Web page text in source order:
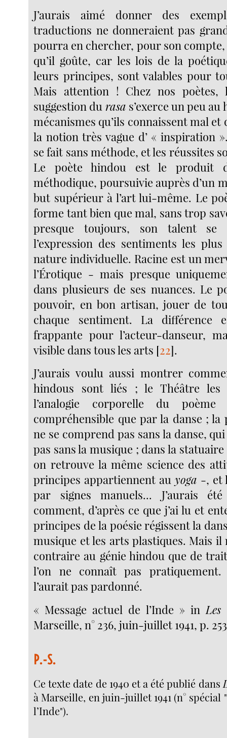
J’aurais aimé donner des
traductions ne donneraient pas
pourra en chercher, pour son
qu’il goûte, car les lois de la
leurs principes, sont valables pour
Mais attention ! Chez nos poètes,
suggestion du rasa s’exerce un peu
mécanismes qu’ils connaissent mal et
la notion très vague d’ « inspiration
se fait sans méthode, et les réussites
Le poète hindou est le produit
méthodique, poursuivie auprès d’un
but supérieur à l’art lui-même. Le
forme tant bien que mal, sans trop
presque toujours, son talent se
l’expression des sentiments les
nature individuelle. Racine est un
l’Érotique - mais presque
dans plusieurs de ses nuances. Le
pouvoir, en bon artisan, jouer de
chaque sentiment. La différence
frappante pour l’acteur-danseur,
visible dans tous les arts [22].
J’aurais voulu aussi montrer
hindous sont liés ; le Théâtre
l’analogie corporelle du poème
compréhensible que par la danse ;
ne se comprend pas sans la danse,
pas sans la musique ; dans la
on retrouve la même science des
principes appartiennent au yoga -, et
par signes manuels... J’aurais
comment, d’après ce que j’ai lu et
principes de la poésie régissent la
musique et les arts plastiques. Mais il
contraire au génie hindou que de
l’on ne connaît pas
l’aurait pas pardonné.
« Message actuel de l’Inde » in
Marseille, n° 236, juin-juillet 1941, p.
P.-S.
Ce texte date de 1940 et a été publié dans
à Marseille, en juin-juillet 1941 (n° spécial
l’Inde").